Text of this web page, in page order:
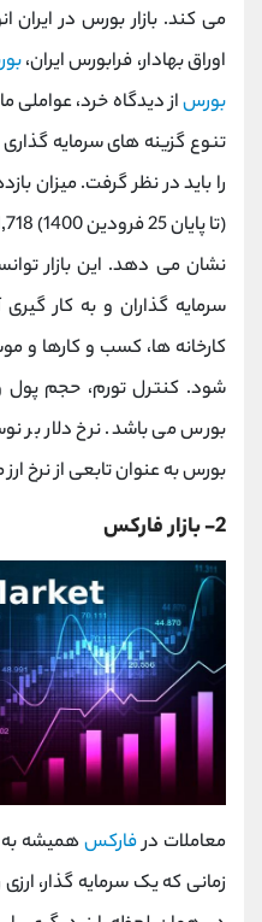
می کند. بازار بورس در ایران
اوراق بهادار، فرابورس ایران،
بورساز دیدگاه خرد، عواملی
تنوع گزینه های سرمایه
نشان می دهد. این بازار
سرمایه گذاران و به کار گیری
کارخانه ها، کسب و کارها و
شود. کنترل تورم، حجم پول
بورس می باشد. نرخ دلار بر
بورس به عنوان تابعی از نرخ
2- بازار فارکس
معاملات درفارکسهمیشه
زمانی که یک سرمایه گذار،